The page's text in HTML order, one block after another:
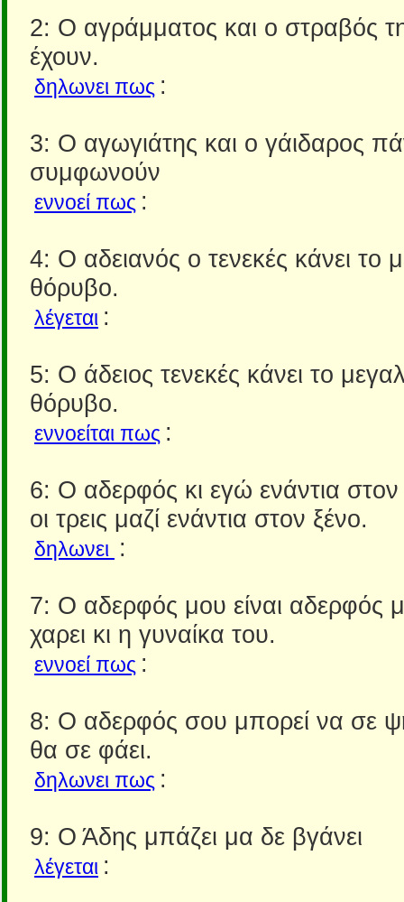
2: Ο αγράμματος και ο στραβός
έχουν.
δηλωνει πως :
3: Ο αγωγιάτης και ο γάιδαρος
συμφωνούν
εννοεί πως :
4: Ο αδειανός ο τενεκές κάνει το
θόρυβο.
λέγεται :
5: Ο άδειος τενεκές κάνει το
θόρυβο.
εννοείται πως :
6: Ο αδερφός κι εγώ ενάντια
οι τρεις μαζί ενάντια στον ξένο.
δηλωνει :
7: Ο αδερφός μου είναι αδερφός
χαρει κι η γυναίκα του.
εννοεί πως :
8: Ο αδερφός σου μπορεί να σε
θα σε φάει.
δηλωνει πως :
9: Ο Άδης μπάζει μα δε βγάνει
λέγεται :